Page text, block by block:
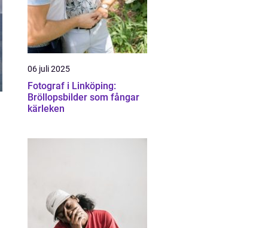
06 juli 2025
Fotograf i Linköping:
Bröllopsbilder som fångar
kärleken